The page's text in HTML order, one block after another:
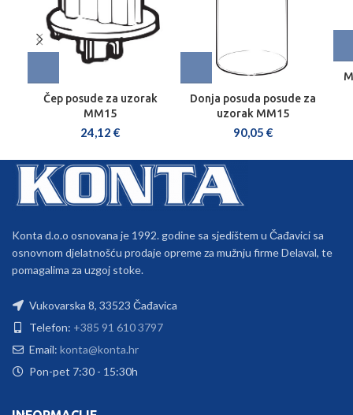
Čep posude za uzorak
MM15
24,12 €
Donja posuda posude za
uzorak MM15
90,05 €
Konta d.o.o osnovana je 1992. godine sa sjedištem u Čađavici sa
osnovnom djelatnošću prodaje opreme za mužnju firme Delaval, te
pomagalima za uzgoj stoke.
Vukovarska 8, 33523 Čađavica
Telefon: +385 91 610 3797
Email: konta@konta.hr
Pon-pet 7:30 - 15:30h